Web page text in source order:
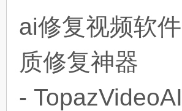
ai修复视频软
质修复神器
-